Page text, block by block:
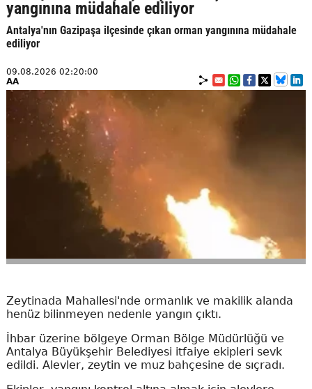
yangınına müdahale ediliyor
Antalya'nın Gazipaşa ilçesinde çıkan orman yangınına müdahale
ediliyor
09.08.2026 02:20:00
AA
Zeytinada Mahallesi'nde ormanlık ve makilik alanda
henüz bilinmeyen nedenle yangın çıktı.
İhbar üzerine bölgeye Orman Bölge Müdürlüğü ve
Antalya Büyükşehir Belediyesi itfaiye ekipleri sevk
edildi. Alevler, zeytin ve muz bahçesine de sıçradı.